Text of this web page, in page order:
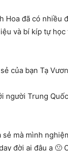
Hoa đã có
và bí kíp tự
của bạn Tạ
người Trung
mà mình
đời ai đâu ạ